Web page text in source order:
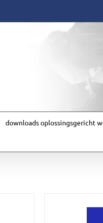
downloads oplossingsgericht